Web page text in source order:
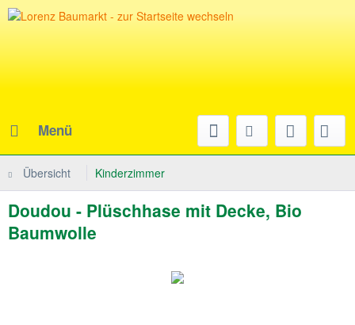
Menü
Übersicht Kinderzimmer
Doudou - Plüschhase mit Decke, Bio
Baumwolle